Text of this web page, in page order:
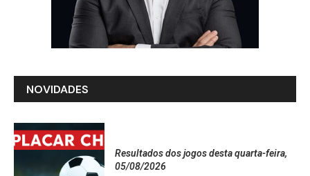
NOVIDADES
Resultados dos jogos desta quarta-feira,
05/08/2026